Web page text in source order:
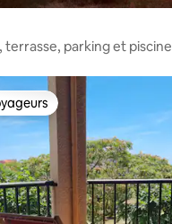
terrasse, parking et piscine